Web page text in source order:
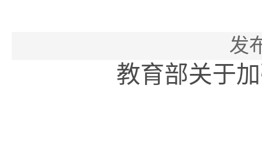
发
教育部关于